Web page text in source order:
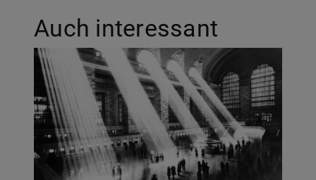
Auch interessant